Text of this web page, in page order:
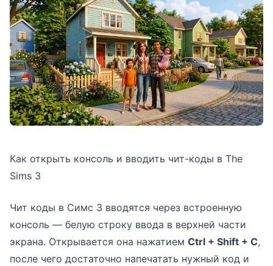
Как открыть консоль и вводить чит-коды в The
Sims 3
Чит коды в Симс 3 вводятся через встроенную
консоль — белую строку ввода в верхней части
экрана. Открывается она нажатием Ctrl + Shift + C,
после чего достаточно напечатать нужный код и